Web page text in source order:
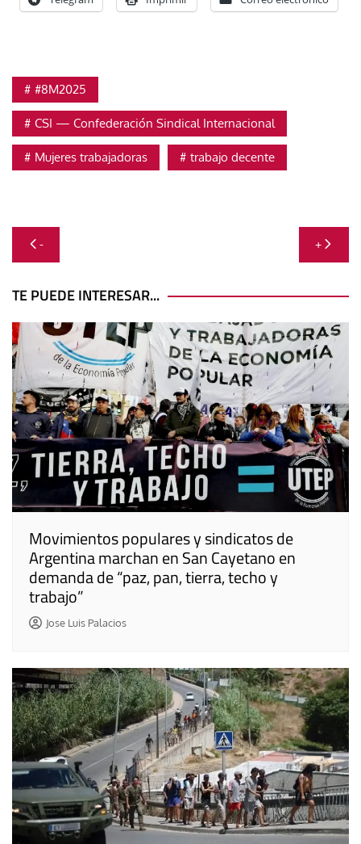
#8M2025
CSI — Confederación Sindical Internacional
Mujeres trabajadoras trabajo decente
Navegación
de
entradas
- +
TE PUEDE INTERESAR...
Movimientos populares y sindicatos de
Argentina marchan en San Cayetano en
demanda de “paz, pan, tierra, techo y
trabajo”
Jose Luis Palacios